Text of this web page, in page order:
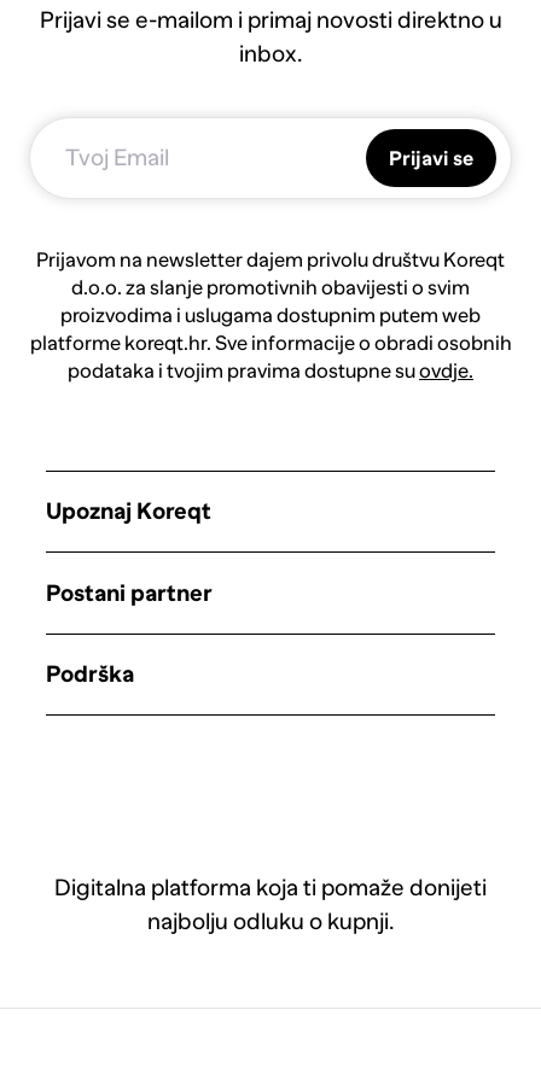
Prijavi se e-mailom i primaj novosti direktno u
inbox.
Prijavi se
Prijavom na newsletter dajem privolu društvu Koreqt
d.o.o. za slanje promotivnih obavijesti o svim
proizvodima i uslugama dostupnim putem web
platforme koreqt.hr. Sve informacije o obradi osobnih
podataka i tvojim pravima dostupne suovdje.
Digitalna platforma koja ti pomaže donijeti
najbolju odluku o kupnji.
Upoznaj Koreqt
Postani partner
Podrška